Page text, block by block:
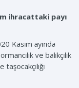
ihracattaki payı
Kasım ayında
ve balıkçılık